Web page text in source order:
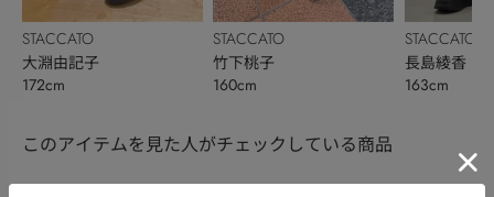
STACCATO
大淵由記子
172cm
STACCATO
竹下桃子
160cm
STACCATO
長島綾香
163cm
このアイテムを見た人がチェックしている商品